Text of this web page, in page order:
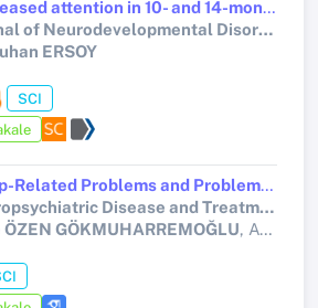
Decreased attention in 10- and 14-month-olds with neurofibromatosis type 1 and association with later ADHD traits
Journal of Neurodevelopmental Disorders
ERSOY
SCI
Sleep-Related Problems and Problematic Smartphone Use in Young Adult Males: Findings from a Short-Term Behavioral Restriction Study
Neuropsychiatric Disease and Treatment
ÖZEN GÖKMUHARREMOĞLU, Aysel Çoban TAŞKIN